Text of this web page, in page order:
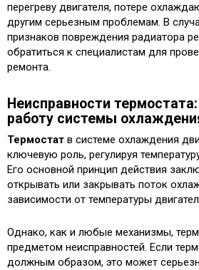
перегреву двигателя, потере
другим серьезным проблемам. В
признаков повреждения радиатора
обратиться к специалистам для
ремонта.
Неисправности
работу системы
Термостат в системе охлаждения
ключевую роль, регулируя
Его основной принцип действия
открывать или закрывать поток
зависимости от температуры
Однако, как и любые механизмы,
предметом неисправностей. Если
должным образом, это может